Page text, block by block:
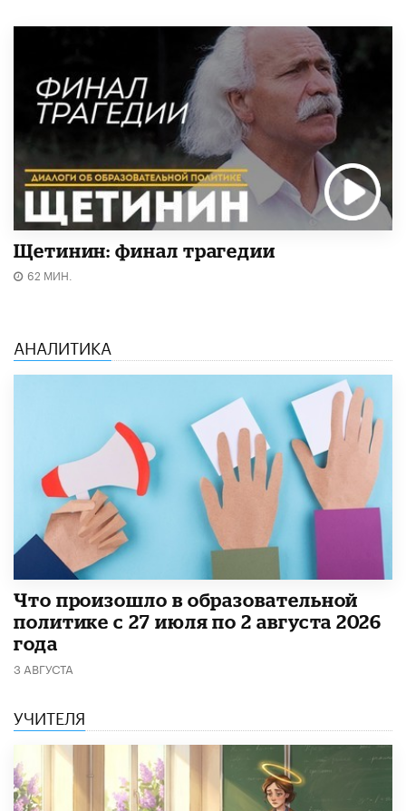
Щетинин: финал трагедии
62 МИН.
АНАЛИТИКА
​Что произошло в образовательной
политике с 27 июля по 2 августа 2026
года
3 АВГУСТА
УЧИТЕЛЯ